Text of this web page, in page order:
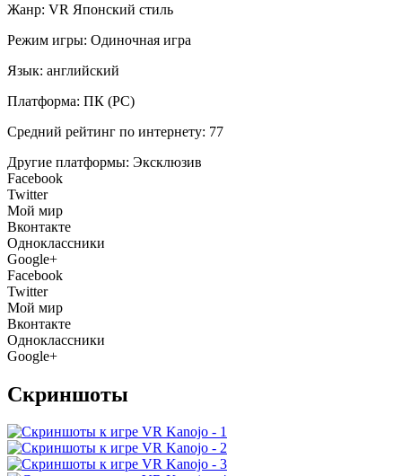
Жанр: VR Японский стиль
Режим игры: Одиночная игра
Язык: английский
Платформа: ПК (PC)
Средний рейтинг по интернету: 77
Другие платформы: Эксклюзив
Facebook
Twitter
Мой мир
Вконтакте
Одноклассники
Google+
Facebook
Twitter
Мой мир
Вконтакте
Одноклассники
Google+
Скриншоты